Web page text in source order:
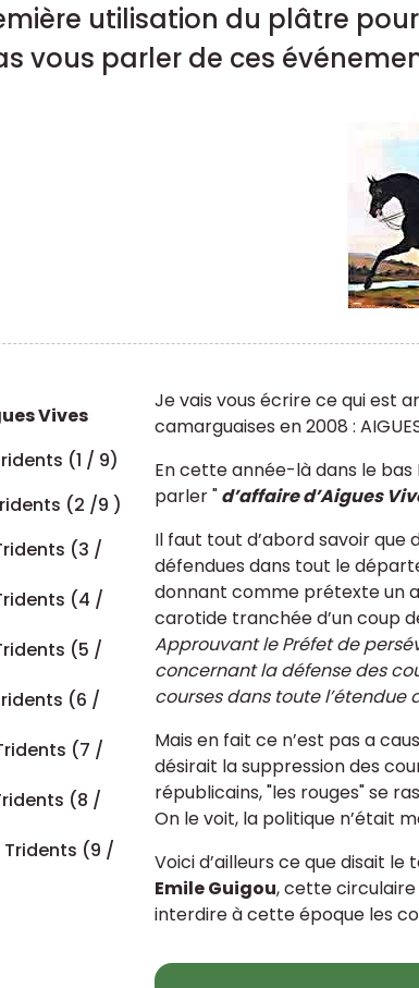
utilisation du plâtre
vous parler de ces
Vives
(1 / 9)
(2 /9 )
(3 /
(4 /
(5 /
(6 /
(7 /
(8 /
Tridents (9 /
Je vais vous écrire ce qui est
camarguaises en 2008 :
En cette année-là dans le
parler "d’affaire d’Aigues
Il faut tout d’abord savoir que
défendues dans tout le
donnant comme prétexte un
carotide tranchée d’un coup
Approuvant le Préfet de
concernant la défense des
courses dans toute l’étendue
Mais en fait ce n’est pas a
désirait la suppression des
républicains, "les rouges" se
On le voit, la politique n’était
Voici d’ailleurs ce que disait
Emile Guigou, cette circulaire
interdire à cette époque les